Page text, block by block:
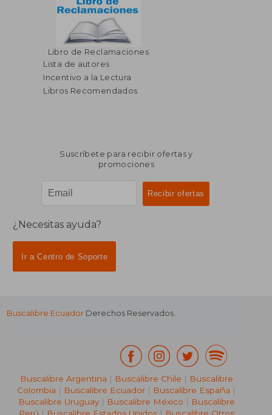
Libro de Reclamaciones
Lista de autores
Incentivo a la Lectura
Libros Recomendados
Suscríbete para recibir ofertas y
promociones
¿Necesitas ayuda?
Ir a Centro de Soporte
Buscalibre Ecuador Derechos Reservados.
Buscalibre Argentina | Buscalibre Chile | Buscalibre
Colombia | Buscalibre Ecuador | Buscalibre España |
Buscalibre Uruguay| Buscalibre México | Buscalibre